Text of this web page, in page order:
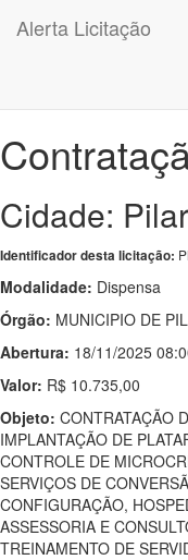
Alerta Licitação
Cidade:
Identificador desta licitação:
Modalidade: Dispensa
Órgão: MUNICIPIO DE
Abertura: 18/11/2025
Valor: R$ 10.735,00
Objeto: CONTRATAÇÃO
IMPLANTAÇÃO DE
CONTROLE DE
SERVIÇOS DE
CONFIGURAÇÃO,
ASSESSORIA E
TREINAMENTO DE